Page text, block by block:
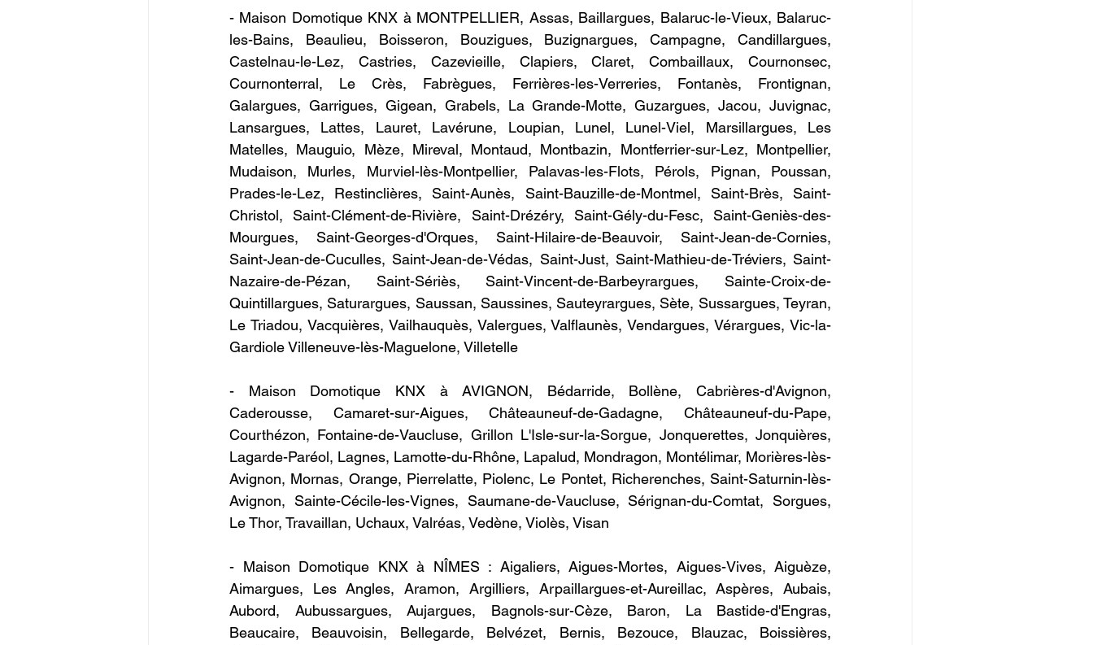
- Maison Domotique KNX à MONTPELLIER, Assas, Baillargues, Balaruc-le-Vieux, Balaruc-
les-Bains, Beaulieu, Boisseron, Bouzigues, Buzignargues, Campagne, Candillargues,
Castelnau-le-Lez, Castries, Cazevieille, Clapiers, Claret, Combaillaux, Cournonsec,
Cournonterral, Le Crès, Fabrègues, Ferrières-les-Verreries, Fontanès, Frontignan,
Galargues, Garrigues, Gigean, Grabels, La Grande-Motte, Guzargues, Jacou, Juvignac,
Lansargues, Lattes, Lauret, Lavérune, Loupian, Lunel, Lunel-Viel, Marsillargues, Les
Matelles, Mauguio, Mèze, Mireval, Montaud, Montbazin, Montferrier-sur-Lez, Montpellier,
Mudaison, Murles, Murviel-lès-Montpellier, Palavas-les-Flots, Pérols, Pignan, Poussan,
Prades-le-Lez, Restinclières, Saint-Aunès, Saint-Bauzille-de-Montmel, Saint-Brès, Saint-
Christol, Saint-Clément-de-Rivière, Saint-Drézéry, Saint-Gély-du-Fesc, Saint-Geniès-des-
Mourgues, Saint-Georges-d'Orques, Saint-Hilaire-de-Beauvoir, Saint-Jean-de-Cornies,
Saint-Jean-de-Cuculles, Saint-Jean-de-Védas, Saint-Just, Saint-Mathieu-de-Tréviers, Saint-
Nazaire-de-Pézan, Saint-Sériès, Saint-Vincent-de-Barbeyrargues, Sainte-Croix-de-
Quintillargues, Saturargues, Saussan, Saussines, Sauteyrargues, Sète, Sussargues, Teyran,
Le Triadou, Vacquières, Vailhauquès, Valergues, Valflaunès, Vendargues, Vérargues, Vic-la-
Gardiole Villeneuve-lès-Maguelone, Villetelle
- Maison Domotique KNX à AVIGNON​, Bédarride, Bollène, Cabrières-d'Avignon,
Caderousse, Camaret-sur-Aigues, Châteauneuf-de-Gadagne, Châteauneuf-du-Pape,
Courthézon, Fontaine-de-Vaucluse, Grillon L'Isle-sur-la-Sorgue, Jonquerettes, Jonquières,
Lagarde-Paréol, Lagnes, Lamotte-du-Rhône, Lapalud, Mondragon, Montélimar, Morières-lès-
Avignon, Mornas, Orange, Pierrelatte, Piolenc, Le Pontet, Richerenches, Saint-Saturnin-lès-
Avignon, Sainte-Cécile-les-Vignes, Saumane-de-Vaucluse, Sérignan-du-Comtat, Sorgues,
Le Thor, Travaillan, Uchaux, Valréas, Vedène, Violès, Visan
- Maison Domotique KNX à NÎMES : ​Aigaliers, Aigues-Mortes, Aigues-Vives, Aiguèze,
Aimargues, Les Angles, Aramon, Argilliers, Arpaillargues-et-Aureillac, Aspères, Aubais,
Aubord, Aubussargues, Aujargues, Bagnols-sur-Cèze, Baron, La Bastide-d'Engras,
Beaucaire, Beauvoisin, Bellegarde, Belvézet, Bernis, Bezouce, Blauzac, Boissières,